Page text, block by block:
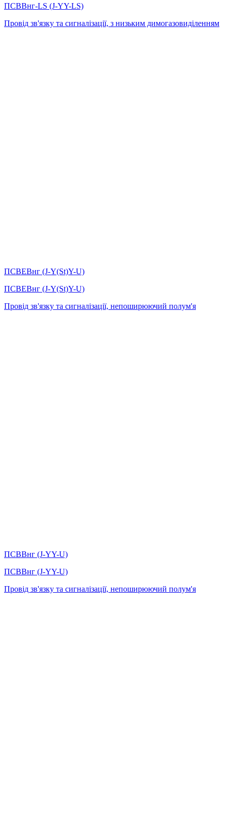
ПСВВнг-LS (J-YY-LS)
Провід зв'язку та сигналізації, з низьким димогазовиділенням
ПСВЕВнг (J-Y(St)Y-U)
ПСВЕВнг (J-Y(St)Y-U)
Провід зв'язку та сигналізації, непоширюючий полум'я
ПСВВнг (J-YY-U)
ПСВВнг (J-YY-U)
Провід зв'язку та сигналізації, непоширюючий полум'я